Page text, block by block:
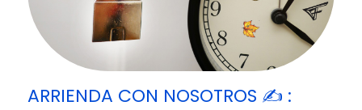
ARRIENDA CON NOSOTROS ✍️ :